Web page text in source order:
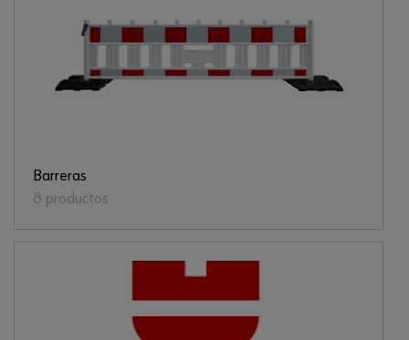
Barreras
8 productos